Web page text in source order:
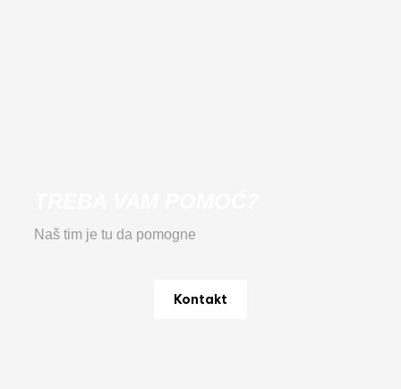
Naš tim je tu da pomogne
Kontakt